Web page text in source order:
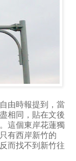
由時報提到，當
相同，貼在文後
這個東岸花蓮獨
有西岸新竹的
而找不到新竹往